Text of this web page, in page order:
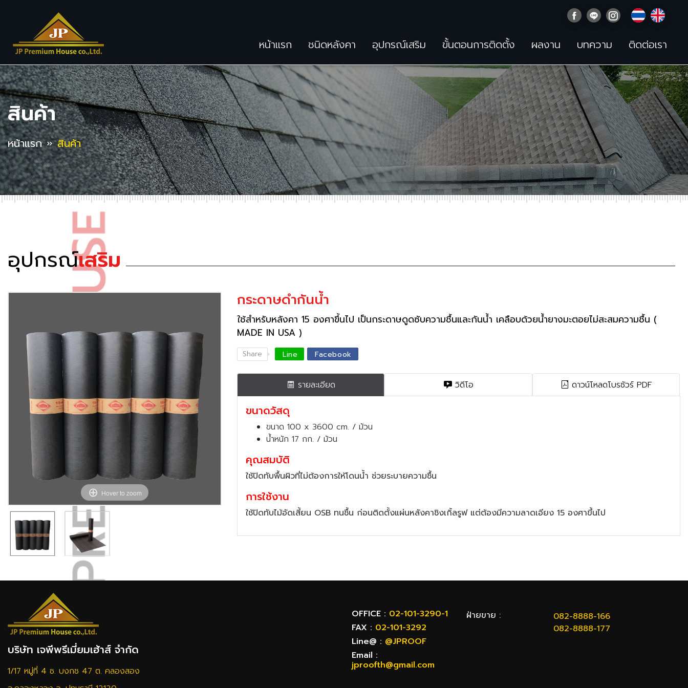
หน้าแรก ชนิดหลังคา อุปกรณ์เสริม ขั้นตอนการติดตั้ง ผลงาน บทความ ติดต่อเรา
สินค้า
หน้าแรก สินค้า
อุปกรณ์เสริม
Hover to zoom
กระดาษดำกันน้ำ​
ช้สำหรับหลังคา 15 องศาขึ้นไป เป็นกระดาษดูดซับความชื้นและกันน้ำ เคลือบด้วยน้ำยางมะตอยไม่สะสมความชื้น (
MADE IN USA )​​
Share Line Facebook
รายละเอียด วิดีโอ ดาวน์โหลดโบรชัวร์ PDF
ขนาดวัสดุ
ขนาด 100 x 3600 cm. / ม้วน
น้ำหนัก 17 กก. / ม้วน
คุณสมบัติ
ช้ปิดทับพื้นผิวที่ไม่ต้องการให้โดนน้ำ ช่วยระบายความชื้น
การใช้งาน
ช้ปิดทับไม้อัดเสี้ยน OSB ทนชื้น ก่อนติดตั้งแผ่นหลังคาชิงเกิ้ลรูฟ แต่ต้องมีความลาดเอียง 15 องศาขึ้นไป
บริษัท เจพีพรีเมี่ยมเฮ้าส์ จำกัด
1/17 หมู่ที่ 4 ซ. บงกช 47 ต. คลองสอง
OFFICE : 02-101-3290-1
FAX : 02-101-3292
Line@ : @JPROOF
Email :
jproofth@gmail.com
ฝ่ายขาย :
082-8888-166
082-8888-177